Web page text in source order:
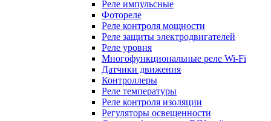
Реле импульсные
Фотореле
Реле контроля мощности
Реле защиты электродвигателей
Реле уровня
Многофункциональные реле Wi-Fi
Датчики движения
Контроллеры
Реле температуры
Реле контроля изоляции
Регуляторы освещенности